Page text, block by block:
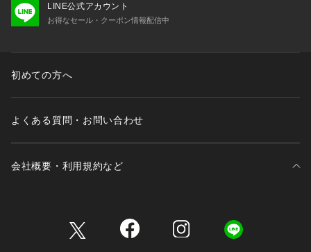
LINE公式アカウント
お得なセール・クーポン情報配信中
初めての方へ
よくある質問・お問い合わせ
会社概要・利用規約など